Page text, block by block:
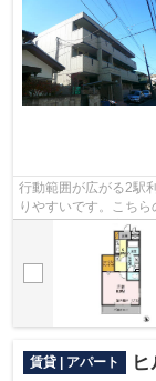
行動範囲が広がる2駅
りやすいです。こち
便利に支払いが完了し
賃貸 | アパート